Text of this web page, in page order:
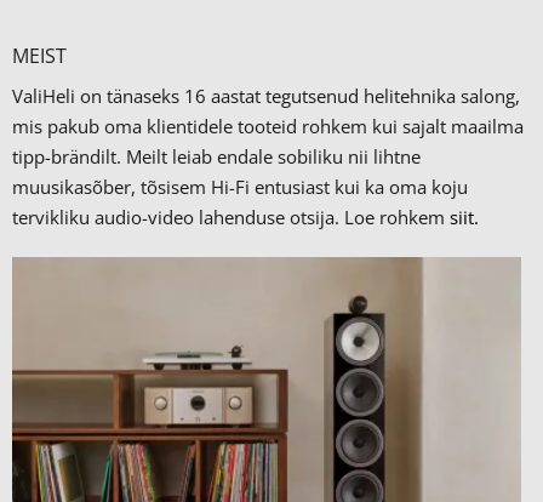
MEIST
ValiHeli on tänaseks 16 aastat tegutsenud helitehnika salong,
mis pakub oma klientidele tooteid rohkem kui sajalt maailma
tipp-brändilt. Meilt leiab endale sobiliku nii lihtne
muusikasõber, tõsisem Hi-Fi entusiast kui ka oma koju
tervikliku audio-video lahenduse otsija. Loe rohkem siit.